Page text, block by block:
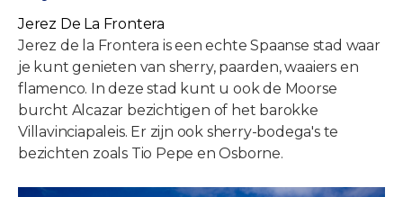
Jerez De La Frontera
Jerez de la Frontera is een echte Spaanse stad waar
je kunt genieten van sherry, paarden, waaiers en
flamenco. In deze stad kunt u ook de Moorse
burcht Alcazar bezichtigen of het barokke
Villavinciapaleis. Er zijn ook sherry-bodega's te
bezichten zoals Tio Pepe en Osborne.